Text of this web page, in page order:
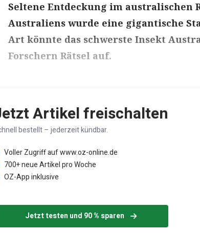
Seltene Entdeckung im australischen
Australiens wurde eine gigantische
Art könnte das schwerste Insekt
Forschern Rätsel auf.
Artikel freischalten
bestellt – jederzeit kündbar.
Voller Zugriff auf www.oz-online.de
700+ neue Artikel pro Woche
OZ-App inklusive
Jetzt testen und 90 % sparen